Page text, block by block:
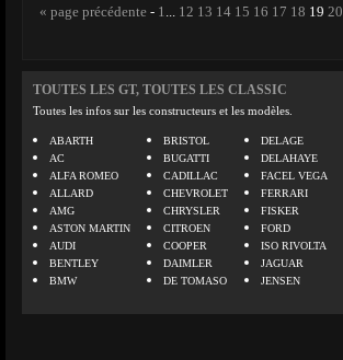
« page précédente - 1... 12 13 14 15 16 17 18 19 20
TOUTES LES GT, TOUTES LES CLASSIC
Toutes les infos sur les constructeurs et les modèles.
ABARTH
AC
ALFA ROMEO
ALLARD
AMG
ASTON MARTIN
AUDI
BENTLEY
BMW
BRISTOL
BUGATTI
CADILLAC
CHEVROLET
CHRYSLER
CITROEN
COOPER
DAIMLER
DE TOMASO
DELAGE
DELAHAYE
FACEL VEGA
FERRARI
FISKER
FORD
ISO RIVOLTA
JAGUAR
JENSEN